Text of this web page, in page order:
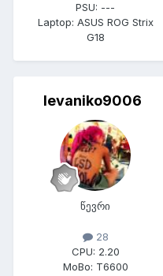
PSU: ---
Laptop: ASUS ROG Strix
G18
levaniko9006
წევრი
28
CPU: 2.20
MoBo: T6600